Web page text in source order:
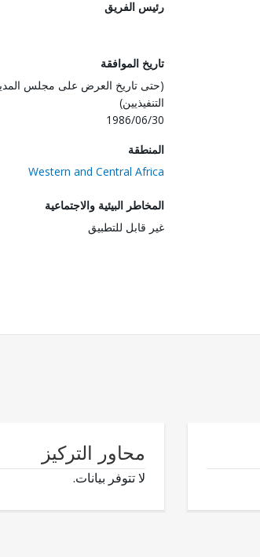
رئيس الفريق
تاريخ الموافقة
(حتى تاريخ العرض على مجلس
التنفيذيين)
1986/06/30
المنطقة
Western and Central Africa
المخاطر البيئية والاجتماعية
غير قابل للتطبيق
محاور التركيز
لا تتوفر بيانات.